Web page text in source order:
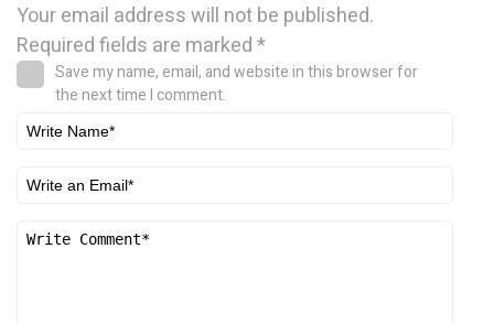
Your email address will not be published.
Required fields are marked*
Save my name, email, and website in this browser for
the next time I comment.